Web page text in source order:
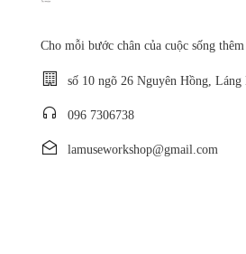
Cho mỗi bước chân của cuộc sống
số 10 ngõ 26 Nguyên Hồng,
096 7306738
lamuseworkshop@gmail.com